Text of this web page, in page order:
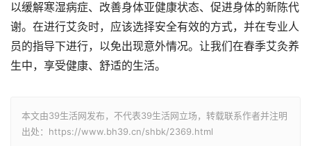
以缓解寒湿病症、改善身体亚健康状态、促进身体的新陈代
谢。在进行艾灸时，应该选择安全有效的方式，并在专业人
员的指导下进行，以免出现意外情况。让我们在春季艾灸养
生中，享受健康、舒适的生活。
本文由39生活网发布，不代表39生活网立场，转载联系作者并注明
出处：https://www.bh39.cn/shbk/2369.html